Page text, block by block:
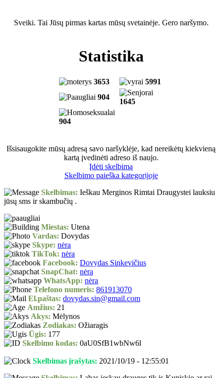
Sveiki. Tai Jūsų pirmas kartas mūsų svetainėje. Gero naršymo.
Statistika
3653
5991
904
1645
904
Išsisaugokite mūsų adresą savo naršyklėje, kad nereikėtų kiekvieną
kartą įvedinėti adreso iš naujo.
Įdėti skelbimą
Skelbimo paieška kategorijoje
Skelbimas: Ieškau Merginos Rimtai Draugystei lauksiu
jūsų sms ir skambučių .
Miestas: Utena
Vardas: Dovydas
Skype: nėra
TikTok: nėra
Facebook: Dovydas Sinkevičius
SnapChat: nėra
WhatsApp: nėra
Telefono numeris: 861913070
El.paštas: dovydas.sin@gmail.com
Amžius: 21
Akys: Mėlynos
Zodiakas: Ožiaragis
Ūgis: 177
Skelbimo kodas: 0aU0SfB1wbNw6l
Skelbimas įrašytas: 2021/10/19 - 12:55:01